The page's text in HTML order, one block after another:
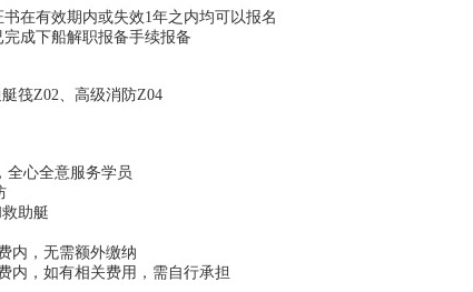
在有效期内或失效1年之内均可以报名
成下船解职报备手续报备
筏Z02、高级消防Z04
全心全意服务学员
助艇
内，无需额外缴纳
内，如有相关费用，需自行承担